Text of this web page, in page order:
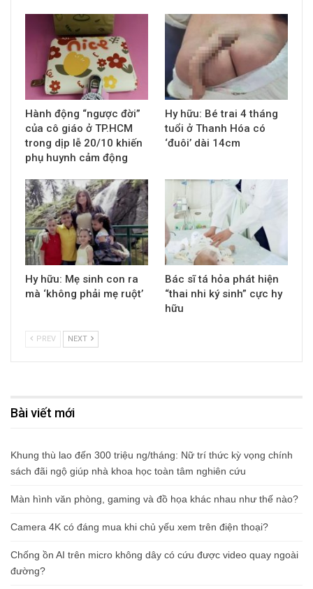
Hành động “ngược đời”
của cô giáo ở TP.HCM
trong dịp lễ 20/10 khiến
phụ huynh cảm động
Hy hữu: Bé trai 4 tháng
tuổi ở Thanh Hóa có
‘đuôi’ dài 14cm
Hy hữu: Mẹ sinh con ra
mà ‘không phải mẹ ruột’
Bác sĩ tá hỏa phát hiện
“thai nhi ký sinh” cực hy
hữu
PREV NEXT
Bài viết mới
Khung thù lao đến 300 triệu ng/tháng: Nữ trí thức kỳ vọng chính
sách đãi ngộ giúp nhà khoa học toàn tâm nghiên cứu
Màn hình văn phòng, gaming và đồ họa khác nhau như thế nào?
Camera 4K có đáng mua khi chủ yếu xem trên điện thoại?
Chống ồn AI trên micro không dây có cứu được video quay ngoài
đường?